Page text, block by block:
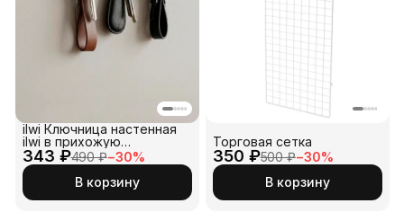
343 ₽490 ₽−30%
ilwi Ключница настенная
ilwi в прихожую
металлическая в стиле
лофт для дома
В корзину
350 ₽500 ₽−30%
Торговая сетка
В корзину